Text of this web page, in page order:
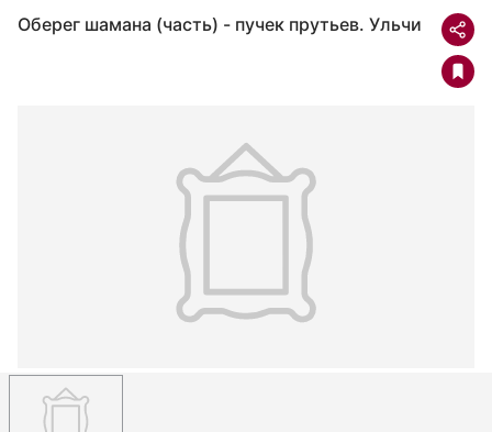
Оберег шамана (часть) - пучек прутьев. Ульчи